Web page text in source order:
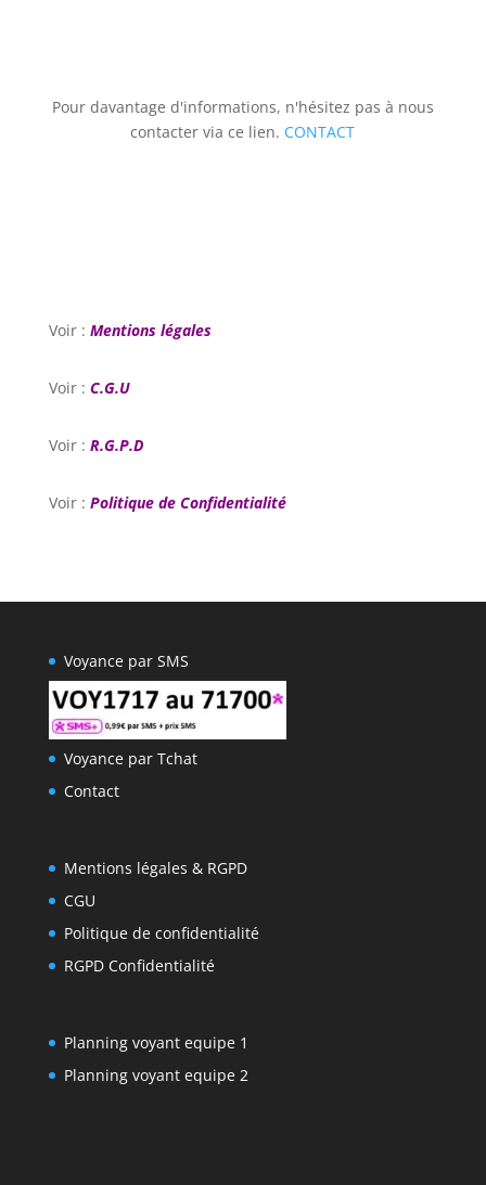
panel
Panel
panel
Hacklink
panel
panel
panel
panel
Pour davantage d'informations, n'hésitez pas à nous
contacter via ce lien. CONTACT
Voir : Mentions légales
Voir : C.G.U
Voir : R.G.P.D
Voir : Politique de Confidentialité
Voyance par SMS
Voyance par Tchat
Contact
Mentions légales & RGPD
CGU
Politique de confidentialité
RGPD Confidentialité
Planning voyant equipe 1
Planning voyant equipe 2